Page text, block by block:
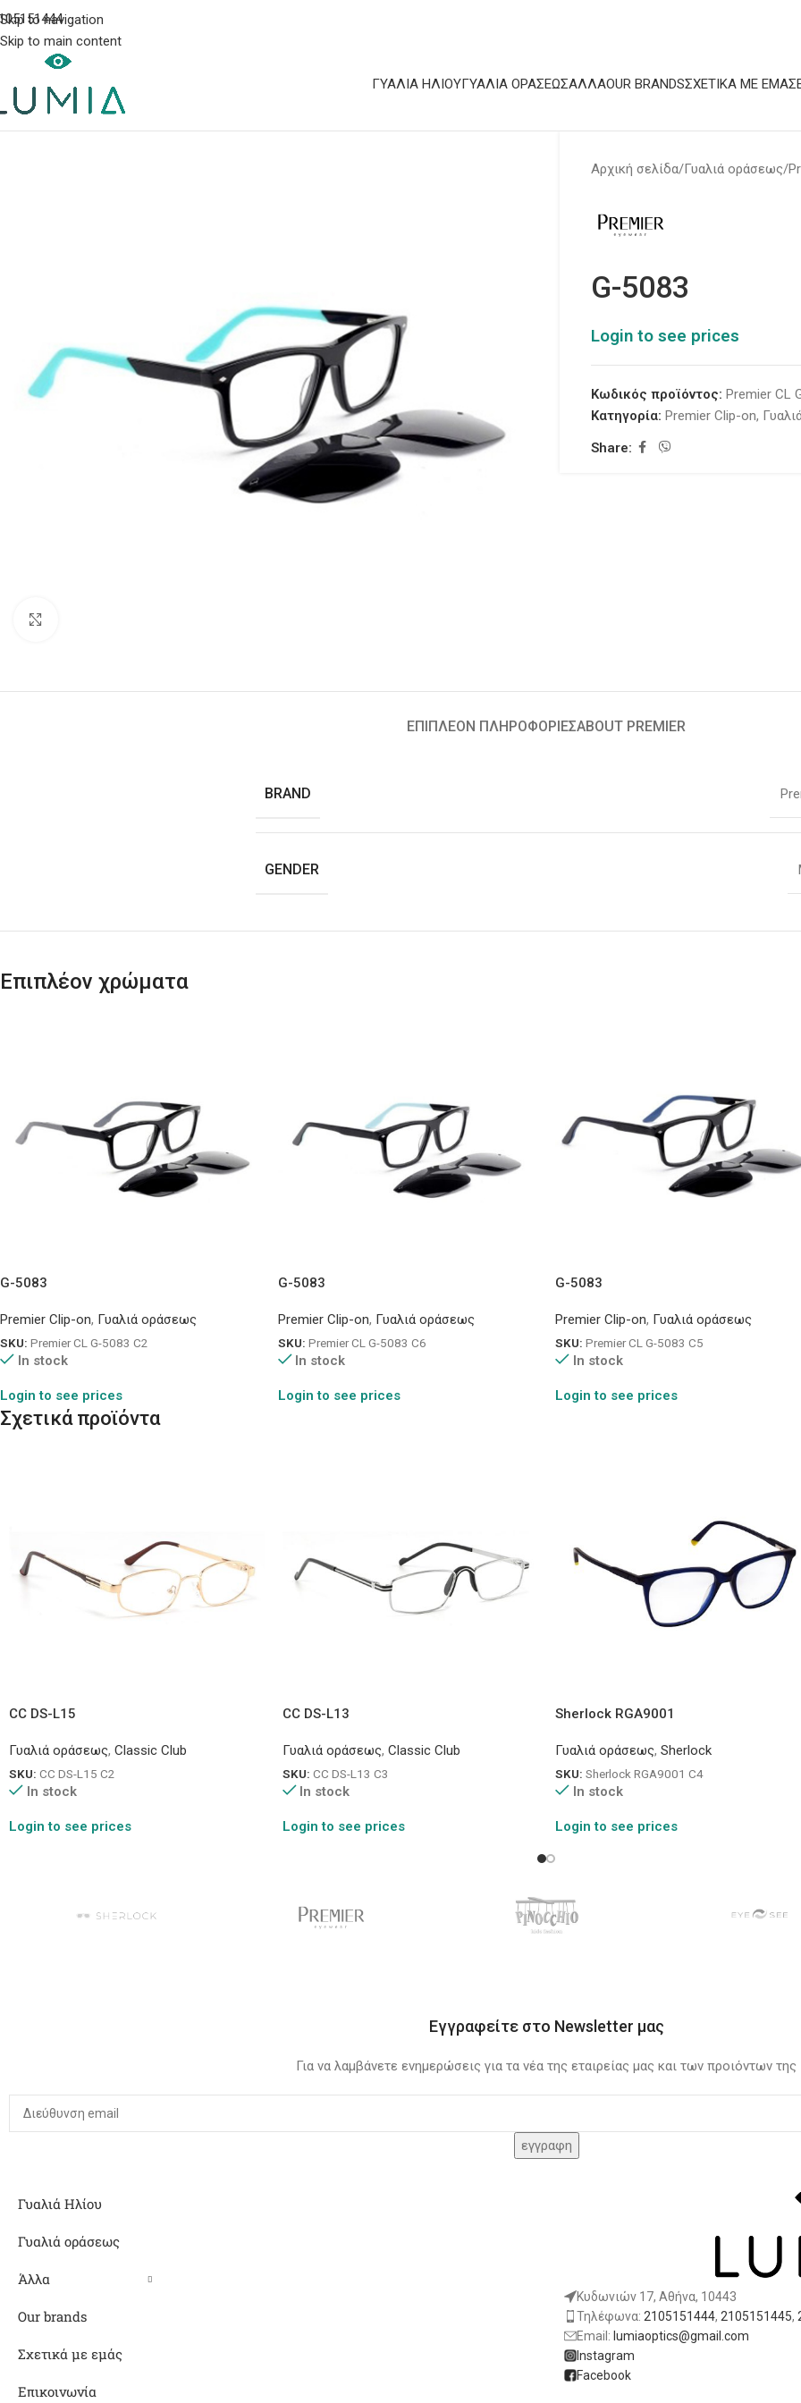
Skip to navigation
Skip to main content
ΓΥΑΛΙΆ ΗΛΊΟΥΓΥΑΛΙΆ ΟΡΆΣΕΩΣΆΛΛΑOUR BRANDSΣΧΕΤΙΚΆ ΜΕ ΕΜΆΣ
Αρχική σελίδα Γυαλιά οράσεως
G-5083
Login to see prices
Κωδικός προϊόντος: Premier CL
Κατηγορία: Premier Clip-on,
Share:
ΕΠΙΠΛΈΟΝ ΠΛΗΡΟΦΟΡΊΕΣABOUT PREMIER
BRAND
GENDER
Επιπλέον χρώματα
G-5083
Premier Clip-on, Γυαλιά οράσεως
SKU: Premier CL G-5083 C2
In stock
Login to see prices
G-5083
Premier Clip-on, Γυαλιά οράσεως
SKU: Premier CL G-5083 C6
In stock
Login to see prices
G-5083
Premier Clip-on, Γυαλιά οράσεως
SKU: Premier CL G-5083 C5
In stock
Login to see prices
Σχετικά προϊόντα
CC DS-L15
Γυαλιά οράσεως, Classic Club
SKU: CC DS-L15 C2
In stock
Login to see prices
CC DS-L13
Γυαλιά οράσεως, Classic Club
SKU: CC DS-L13 C3
In stock
Login to see prices
Sherlock RGA9001
Γυαλιά οράσεως, Sherlock
SKU: Sherlock RGA9001 C4
In stock
Login to see prices
Εγγραφείτε στο Newsletter μας
Για να λαμβάνετε ενημερώσεις για τα νέα της εταιρείας μας και των προιόντων της
Γυαλιά Ηλίου
Γυαλιά οράσεως
Άλλα
Our brands
Σχετικά με εμάς
Επικοινωνία
Κυδωνιών 17, Αθήνα, 10443
Τηλέφωνα: 2105151444, 2105151445,
Email: lumiaoptics@gmail.com
Instagram
Facebook